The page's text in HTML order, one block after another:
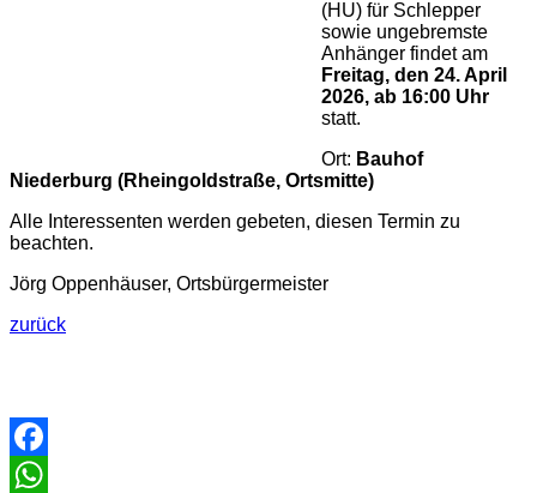
(HU) für Schlepper
sowie ungebremste
Anhänger findet am
Freitag, den 24. April
2026, ab 16:00 Uhr
statt.
Ort: Bauhof
Niederburg (Rheingoldstraße, Ortsmitte)
Alle Interessenten werden gebeten, diesen Termin zu
beachten.
Jörg Oppenhäuser, Ortsbürgermeister
zurück
Facebook